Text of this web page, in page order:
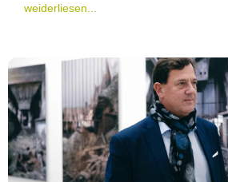
weiderliesen...